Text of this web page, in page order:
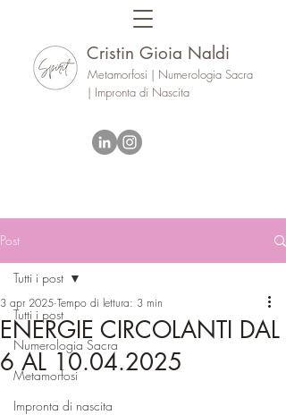
Cristin Gioia Naldi
Metamorfosi | Numerologia Sacra
| Impronta di Nascita
Post
Tutti i post
Numerologia Sacra
Metamorfosi
Impronta di nascita
Tutti i post
ENERGIE CIRCOLANTI DAL
6 AL 10.04.2025
3 apr 2025 Tempo di lettura: 3 min